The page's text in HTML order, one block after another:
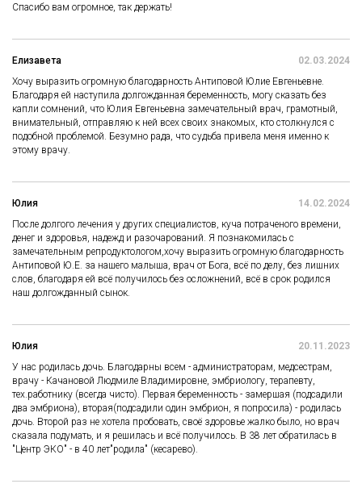
Спасибо вам огромное, так держать!
Елизавета
02.03.2024
Хочу выразить огромную благодарность Антиповой Юлие Евгеньевне.
Благодаря ей наступила долгожданная беременность, могу сказать без
капли сомнений, что Юлия Евгеньевна замечательный врач, грамотный,
внимательный, отправляю к ней всех своих знакомых, кто столкнулся с
подобной проблемой. Безумно рада, что судьба привела меня именно к
этому врачу.
Юлия
14.02.2024
После долгого лечения у других специалистов, куча потраченого времени,
денег и здоровья, надежд и разочарований. Я познакомилась с
замечательным репродуктологом,хочу выразить огромную благодарность
Антиповой Ю.Е. за нашего малыша, врач от Бога, всё по делу, без лишних
слов, благодаря ей всё получилось без осложнений, всё в срок родился
наш долгожданный сынок.
Юлия
20.11.2023
У нас родилась дочь. Благодарны всем - администраторам, медсестрам,
врачу - Качановой Людмиле Владимировне, эмбриологу, терапевту,
тех.работнику (всегда чисто). Первая беременность - замершая (подсадили
два эмбриона), вторая(подсадили один эмбрион, я попросила) - родилась
дочь. Второй раз не хотела пробовать, своё здоровье жалко было, но врач
сказала подумать, и я решилась и всё получилось. В 38 лет обратилась в
"Центр ЭКО" - в 40 лет"родила" (кесарево).